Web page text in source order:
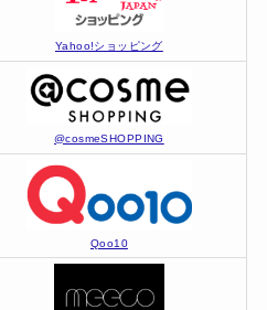
Yahoo!ショッピング
@cosmeSHOPPING
Qoo10